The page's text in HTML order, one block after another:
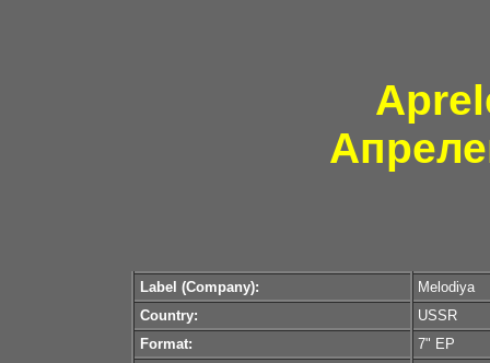
Label (Company):
Melodiya
Country:
USSR
Format:
7" EP